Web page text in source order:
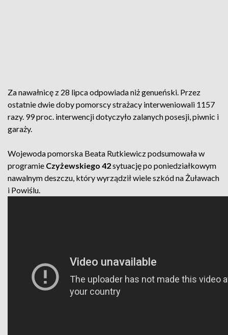
Za nawałnicę z 28 lipca odpowiada niż genueński. Przez
ostatnie dwie doby pomorscy strażacy interweniowali 1157
razy. 99 proc. interwencji dotyczyło zalanych posesji, piwnic i
garaży.
Wojewoda pomorska Beata Rutkiewicz podsumowała w
programie Czyżewskiego 42sytuację po poniedziałkowym
nawalnym deszczu, który wyrządził wiele szkód na Żuławach
i Powiślu.